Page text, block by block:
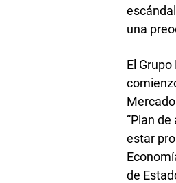
una
El
“Plan
estar
de